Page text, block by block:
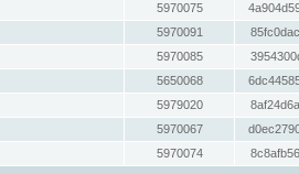
5970075
5970091
5970085
5650068
5979020
5970067
5970074